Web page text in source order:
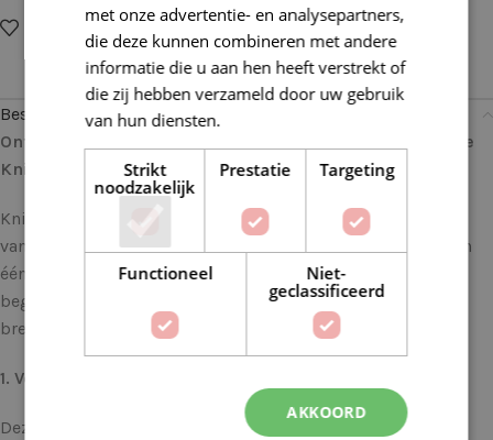
Op verlanglijstje Delen:
Beschrijving
Ontdek de Perfecte Partner voor je sokprojecten met de
Knitpro Symfonie sokkennaalden 20cm 2.75mm
KnitPro Symfonie Sokkennaalden van 20 cm zijn de droom
van elke breister en brengen elegantie en precisie samen in
één naald. Of je nu een doorgewinterde breister bent of net
begint met het breien van sokken, deze naalden tillen je
breiwerk naar een hoger niveau.
1. Vervaardigd met Liefde en Zorg
Deze sokkennaalden zijn met de grootste precisie
met onze advertentie- en analysepartners,
die deze kunnen combineren met andere
informatie die u aan hen heeft verstrekt of
die zij hebben verzameld door uw gebruik
van hun diensten.
Strikt
noodzakelijk
Prestatie Targeting
Functioneel
Niet-
geclassificeerd
AKKOORD